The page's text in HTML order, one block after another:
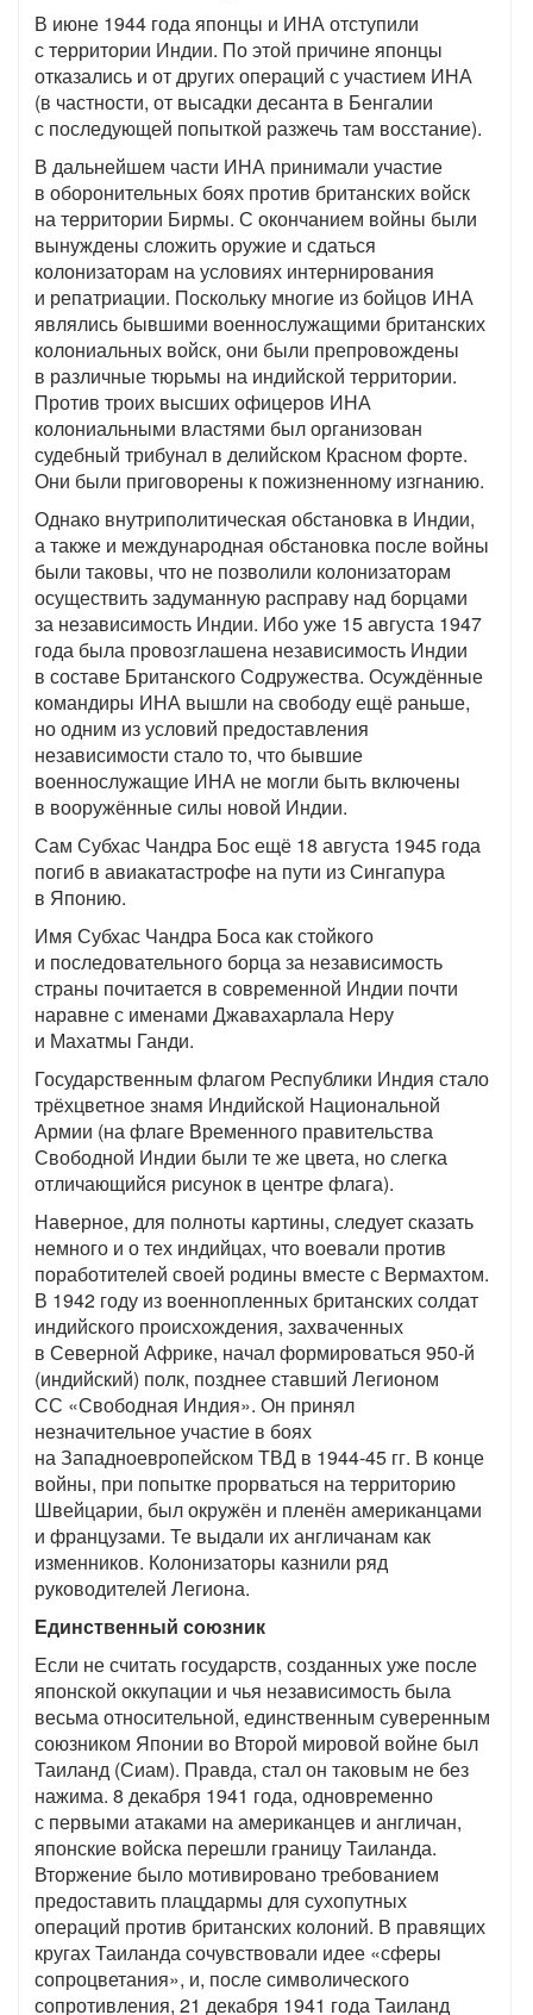
В июне 1944 года японцы и ИНА отступили
с территории Индии. По этой причине японцы
отказались и от других операций с участием ИНА
(в частности, от высадки десанта в Бенгалии
с последующей попыткой разжечь там восстание).
В дальнейшем части ИНА принимали участие
в оборонительных боях против британских войск
на территории Бирмы. С окончанием войны были
вынуждены сложить оружие и сдаться
колонизаторам на условиях интернирования
и репатриации. Поскольку многие из бойцов ИНА
являлись бывшими военнослужащими британских
колониальных войск, они были препровождены
в различные тюрьмы на индийской территории.
Против троих высших офицеров ИНА
колониальными властями был организован
судебный трибунал в делийском Красном форте.
Они были приговорены к пожизненному изгнанию.
Однако внутриполитическая обстановка в Индии,
а также и международная обстановка после войны
были таковы, что не позволили колонизаторам
осуществить задуманную расправу над борцами
за независимость Индии. Ибо уже 15 августа 1947
года была провозглашена независимость Индии
в составе Британского Содружества. Осуждённые
командиры ИНА вышли на свободу ещё раньше,
но одним из условий предоставления
независимости стало то, что бывшие
военнослужащие ИНА не могли быть включены
в вооружённые силы новой Индии.
Сам Субхас Чандра Бос ещё 18 августа 1945 года
погиб в авиакатастрофе на пути из Сингапура
в Японию.
Имя Субхас Чандра Боса как стойкого
и последовательного борца за независимость
страны почитается в современной Индии почти
наравне с именами Джавахарлала Неру
и Махатмы Ганди.
Государственным флагом Республики Индия стало
трёхцветное знамя Индийской Национальной
Армии (на флаге Временного правительства
Свободной Индии были те же цвета, но слегка
отличающийся рисунок в центре флага).
Наверное, для полноты картины, следует сказать
немного и о тех индийцах, что воевали против
поработителей своей родины вместе с Вермахтом.
В 1942 году из военнопленных британских солдат
индийского происхождения, захваченных
в Северной Африке, начал формироваться 950-й
(индийский) полк, позднее ставший Легионом
СС «Свободная Индия». Он принял
незначительное участие в боях
на Западноевропейском ТВД в 1944-45 гг. В конце
войны, при попытке прорваться на территорию
Швейцарии, был окружён и пленён американцами
и французами. Те выдали их англичанам как
изменников. Колонизаторы казнили ряд
руководителей Легиона.
Единственный союзник
Если не считать государств, созданных уже после
японской оккупации и чья независимость была
весьма относительной, единственным суверенным
союзником Японии во Второй мировой войне был
Таиланд (Сиам). Правда, стал он таковым не без
нажима. 8 декабря 1941 года, одновременно
с первыми атаками на американцев и англичан,
японские войска перешли границу Таиланда.
Вторжение было мотивировано требованием
предоставить плацдармы для сухопутных
операций против британских колоний. В правящих
кругах Таиланда сочувствовали идее «сферы
сопроцветания», и, после символического
сопротивления, 21 декабря 1941 года Таиланд